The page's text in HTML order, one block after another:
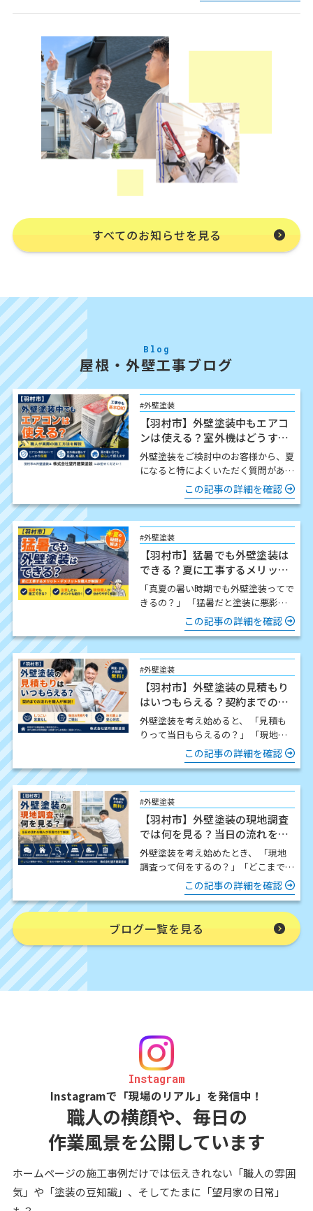
すべてのお知らせを見る
Blog
屋根・外壁工事ブログ
#外壁塗装
【羽村市】外壁塗装中もエアコ
ンは使える？室外機はどうす
る？職人が解説
外壁塗装をご検討中のお客様から、夏
になると特によくいただく質問があり
ますか？」 結論からお伝…
この記事の詳細を確認
#外壁塗装
【羽村市】猛暑でも外壁塗装は
できる？夏に工事するメリッ
ト・注意点を職人が解説
「真夏の暑い時期でも外壁塗装ってで
きるの？」 「猛暑だと塗装に悪影響
はないの？」 この時期になると、こ
のようなご質問をいた…
この記事の詳細を確認
#外壁塗装
【羽村市】外壁塗装の見積もり
はいつもらえる？契約までの流
れを職人が解説
外壁塗装を考え始めると、 「見積も
りって当日もらえるの？」 「現地調
査したら契約しないといけないの？」
「どんな流れで進…
この記事の詳細を確認
#外壁塗装
【羽村市】外壁塗装の現地調査
では何を見る？当日の流れを職
人が写真付きで解説
外壁塗装を考え始めたとき、 「現地
調査って何をするの？」「どこまで細
かく見てもらえるの？」「時間はどの
くらいかかるの？」 この…
この記事の詳細を確認
ブログ一覧を見る
Instagram
Instagramで「現場のリアル」を発信中！
職人の横顔や、毎日の
作業風景を公開しています
ホームページの施工事例だけでは伝えきれない「職人の雰囲
気」や「塗装の豆知識」、そしてたまに「望月家の日常」